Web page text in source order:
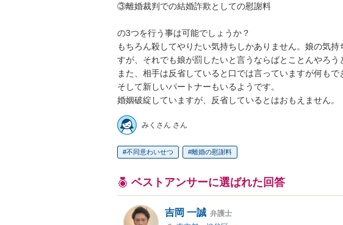
③離婚裁判での結婚詐欺としての慰謝料
の3つを行う事は可能でしょうか？
もちろん殺してやりたい気持ちしかありません。娘の気
すが、それでも娘が罰したいと言うならばとことんやろう
また、相手は反省していると口では言っていますが何もで
そして新しいパートナーもいるようです。
婚姻破綻していますが、反省しているとはおもえません。
みくさん さん
不同意わいせつ 離婚の慰謝料
ベストアンサーに選ばれた回答
吉岡 一誠 弁護士